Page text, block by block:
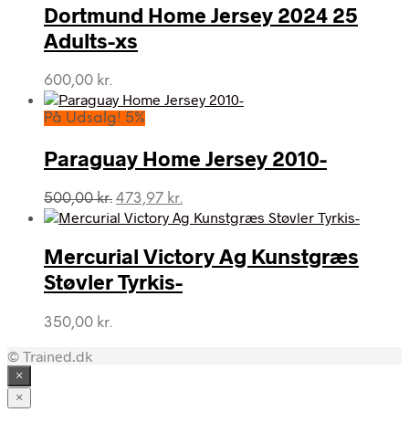
Dortmund Home Jersey 2024 25
Adults-xs
600,00 kr.
På Udsalg! 5%
Paraguay Home Jersey 2010-
500,00kr. Den
oprindelige
var:
500,00 kr..
473,97 kr.
aktuelle
er:
473,97 kr..
Mercurial Victory Ag Kunstgræs
Støvler Tyrkis-
350,00 kr.
© Trained.dk
×
×